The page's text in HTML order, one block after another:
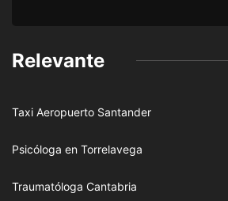
Relevante
Taxi Aeropuerto Santander
Psicóloga en Torrelavega
Traumatóloga Cantabria